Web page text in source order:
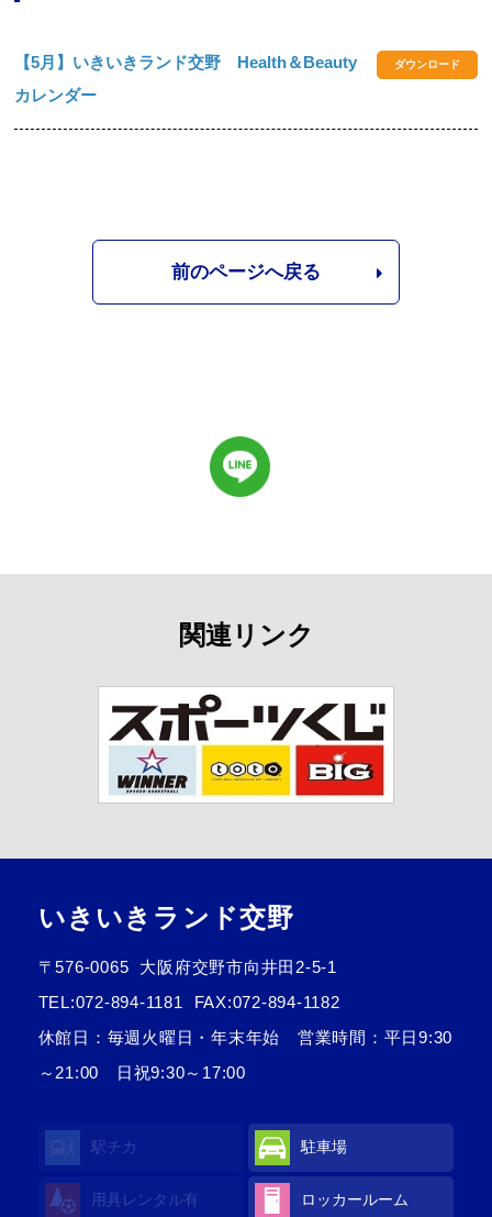
【5月】いきいきランド交野 Health＆Beauty
カレンダー
ダウンロード
前のページへ戻る
関連リンク
いきいきランド交野
〒576-0065
大阪府交野市向井田2-5-1
TEL:072-894-1181
FAX:072-894-1182
休館日：毎週火曜日・年末年始 営業時間：平日9:30
～21:00 日祝9:30～17:00
駅チカ 駐車場
用具レンタル有 ロッカールーム